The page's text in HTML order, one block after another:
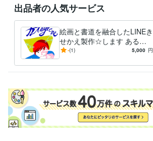
出品者の人気サービス
絵画と書道を融合したLINEき
せかえ製作☆します ある文
字の中に絵画がある画法も含
-(1) 5,000 円